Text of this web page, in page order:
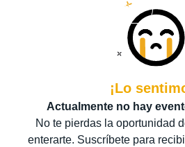
Más información
¡Lo
Actualmente no hay
No te pierdas la oportunidad
enterarte. Suscríbete para